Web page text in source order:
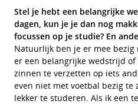
Stel je hebt een belangrijke
dagen, kun je je dan nog
focussen op je studie? En
Natuurlijk ben je er mee
er een belangrijke wedstrijd
zinnen te verzetten op iets
even niet met voetbal bezig te
lekker te studeren. Als ik een